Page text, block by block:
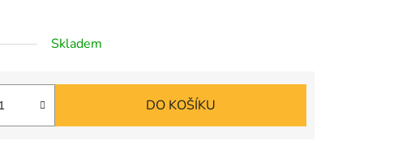
Skladem
DO KOŠÍKU